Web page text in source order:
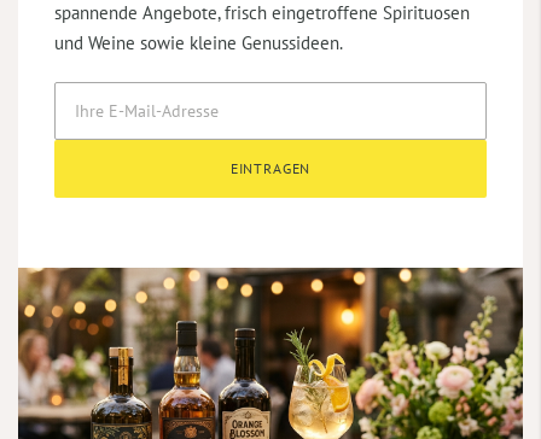
spannende Angebote, frisch eingetroffene Spirituosen
und Weine sowie kleine Genussideen.
EINTRAGEN